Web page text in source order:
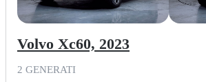
Volvo Xc60, 2023
2 GENERATI